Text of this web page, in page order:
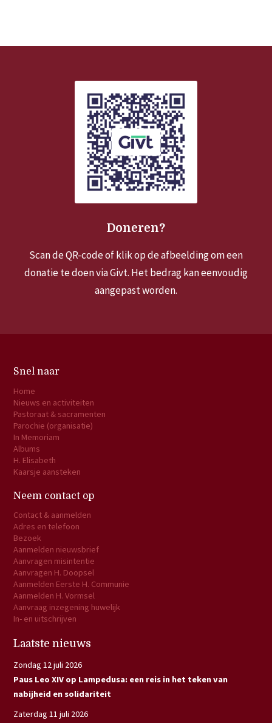
Doneren?
Scan de QR-code of klik op de afbeelding om een
donatie te doen via Givt. Het bedrag kan eenvoudig
aangepast worden.
Snel naar
Home
Nieuws en activiteiten
Pastoraat & sacramenten
Parochie (organisatie)
In Memoriam
Albums
H. Elisabeth
Kaarsje aansteken
Neem contact op
Contact & aanmelden
Adres en telefoon
Bezoek
Aanmelden nieuwsbrief
Aanvragen misintentie
Aanvragen H. Doopsel
Aanmelden Eerste H. Communie
Aanmelden H. Vormsel
Aanvraag inzegening huwelijk
In- en uitschrijven
Laatste nieuws
Zondag 12 juli 2026
Paus Leo XIV op Lampedusa: een reis in het teken van
nabijheid en solidariteit
Zaterdag 11 juli 2026